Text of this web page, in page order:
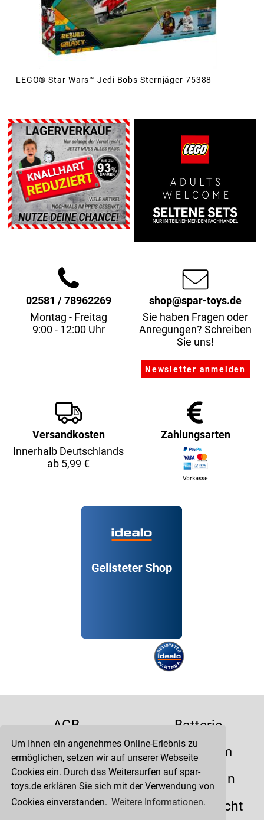
Um Ihnen ein angenehmes Online-Erlebnis zu
ermöglichen, setzen wir auf unserer Webseite
Cookies ein. Durch das Weitersurfen auf spar-
toys.de erklären Sie sich mit der Verwendung von
Cookies einverstanden. Weitere Informationen.
LEGO® Star Wars™ Jedi Bobs Sternjäger 75388
02581 / 78962269
Montag - Freitag
9:00 - 12:00 Uhr
shop@spar-toys.de
Sie haben Fragen oder
Anregungen? Schreiben
Sie uns!
Versandkosten
Innerhalb Deutschlands
ab 5,99 €
Zahlungsarten
AGB
Batterie
Datenschutz
Impressum
Kontakt
Liefertermin
Versandkosten
Widerrufsrecht